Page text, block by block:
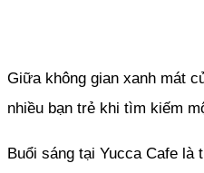
Giữa không gian xanh mát
nhiều bạn trẻ khi tìm kiếm
Buổi sáng tại Yucca Cafe